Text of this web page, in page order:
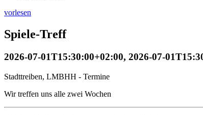
vorlesen
Spiele-Treff
2026-07-01T15:30:00+02:00, 2026-07-
Stadttreiben, LMBHH - Termine
Wir treffen uns alle zwei Wochen